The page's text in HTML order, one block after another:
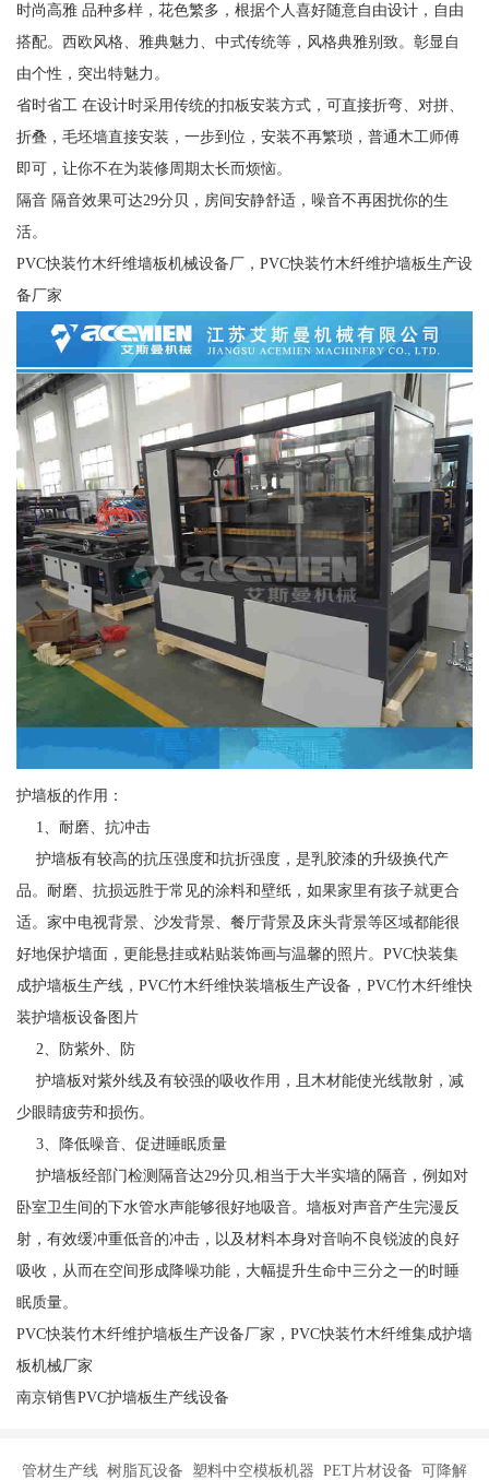
时尚高雅 品种多样，花色繁多，根据个人喜好随意自由设计，自由
搭配。西欧风格、雅典魅力、中式传统等，风格典雅别致。彰显自
由个性，突出特魅力。
省时省工 在设计时采用传统的扣板安装方式，可直接折弯、对拼、
折叠，毛坯墙直接安装，一步到位，安装不再繁琐，普通木工师傅
即可，让你不在为装修周期太长而烦恼。
隔音 隔音效果可达29分贝，房间安静舒适，噪音不再困扰你的生
活。
PVC快装竹木纤维墙板机械设备厂，PVC快装竹木纤维护墙板生产设
备厂家
护墙板的作用：
1、耐磨、抗冲击
护墙板有较高的抗压强度和抗折强度，是乳胶漆的升级换代产
品。耐磨、抗损远胜于常见的涂料和壁纸，如果家里有孩子就更合
适。家中电视背景、沙发背景、餐厅背景及床头背景等区域都能很
好地保护墙面，更能悬挂或粘贴装饰画与温馨的照片。PVC快装集
成护墙板生产线，PVC竹木纤维快装墙板生产设备，PVC竹木纤维快
装护墙板设备图片
2、防紫外、防
护墙板对紫外线及有较强的吸收作用，且木材能使光线散射，减
少眼睛疲劳和损伤。
3、降低噪音、促进睡眠质量
护墙板经部门检测隔音达29分贝,相当于大半实墙的隔音，例如对
卧室卫生间的下水管水声能够很好地吸音。墙板对声音产生完漫反
射，有效缓冲重低音的冲击，以及材料本身对音响不良锐波的良好
吸收，从而在空间形成降噪功能，大幅提升生命中三分之一的时睡
眠质量。
PVC快装竹木纤维护墙板生产设备厂家，PVC快装竹木纤维集成护墙
板机械厂家
南京销售PVC护墙板生产线设备
管材生产线 树脂瓦设备 塑料中空模板机器 PET片材设备 可降解